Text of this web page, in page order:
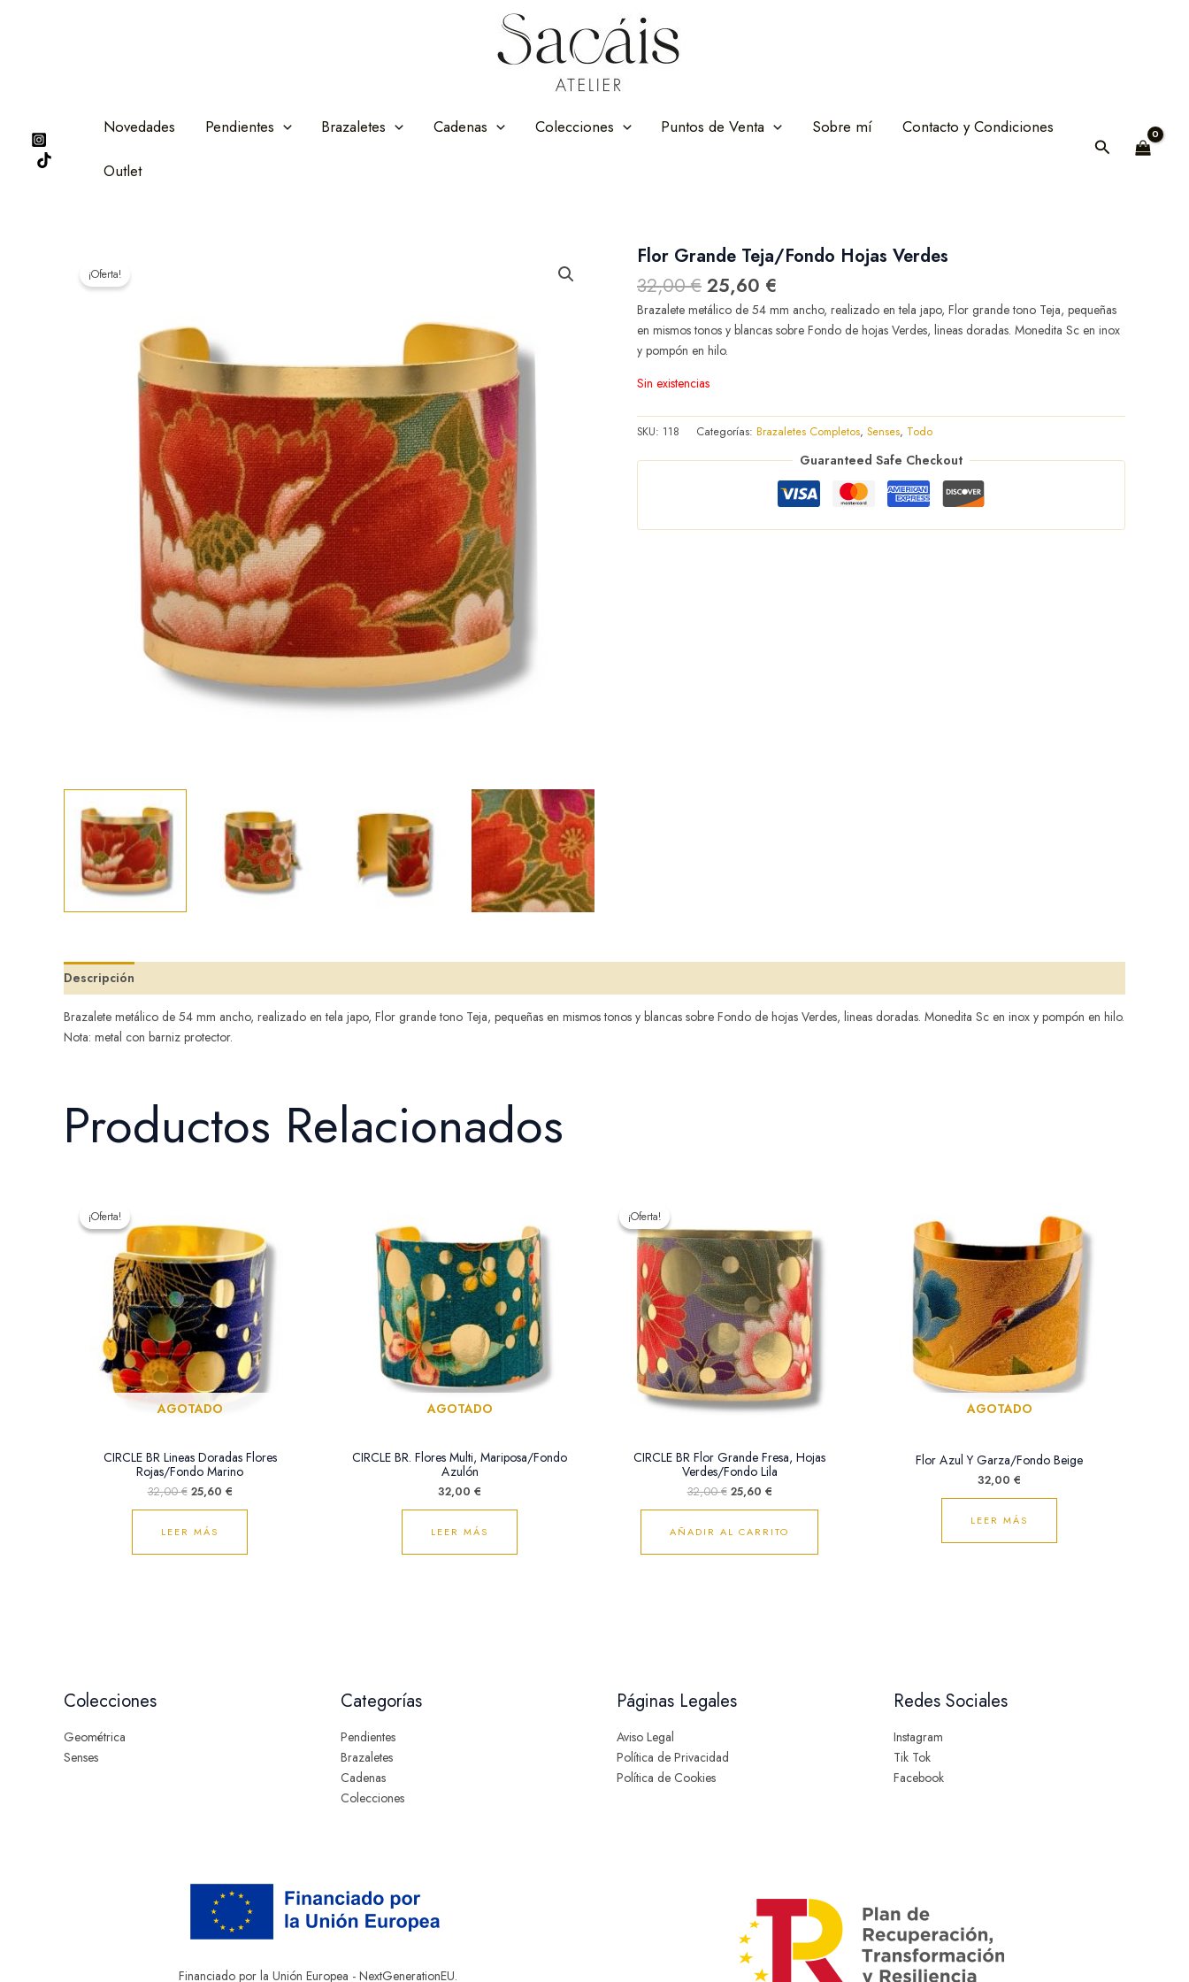
Novedades Pendientes Brazaletes Cadenas Colecciones Puntos de Venta Sobre mí Contacto y Condiciones
Outlet
Buscar
¡Oferta!
Flor Grande Teja/Fondo Hojas Verdes
32,00€
El
precio
original
era:
32,00 €.
25,60 €
El
es:
25,60 €.
Brazalete metálico de 54 mm ancho, realizado en tela japo, Flor grande tono Teja, pequeñas
en mismos tonos y blancas sobre Fondo de hojas Verdes, lineas doradas. Monedita Sc en inox
y pompón en hilo.
Sin existencias
SKU: 118 Categorías: Brazaletes Completos, Senses, Todo
Guaranteed Safe Checkout
Descripción
Brazalete metálico de 54 mm ancho, realizado en tela japo, Flor grande tono Teja, pequeñas en mismos tonos y blancas sobre Fondo de hojas Verdes, lineas doradas. Monedita Sc en inox y pompón en hilo.
Nota: metal con barniz protector.
Productos Relacionados
¡Oferta!
AGOTADO
¡Oferta!
CIRCLE BR Lineas Doradas Flores
Rojas/Fondo Marino
32,00€
original
32,00 €.
25,60 €
es:
25,60 €.
LEER MÁS
AGOTADO
CIRCLE BR. Flores Multi, Mariposa/Fondo
Azulón
32,00 €
LEER MÁS
¡Oferta!
¡Oferta!
CIRCLE BR Flor Grande Fresa, Hojas
Verdes/Fondo Lila
32,00€
era:
32,00 €.
25,60 €
es:
25,60 €.
AÑADIR AL CARRITO
AGOTADO
Flor Azul Y Garza/Fondo Beige
32,00 €
LEER MÁS
Colecciones
Geométrica
Senses
Categorías
Pendientes
Brazaletes
Cadenas
Colecciones
Páginas Legales
Aviso Legal
Política de Privacidad
Política de Cookies
Redes Sociales
Instagram
Tik Tok
Facebook
Financiado por la Unión Europea - NextGenerationEU.